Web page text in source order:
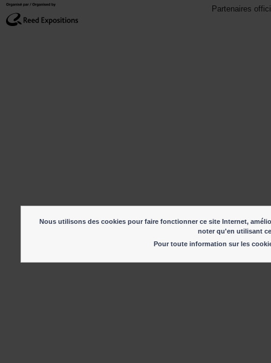
Partenaires
Nous utilisons des cookies pour faire fonctionner ce site Internet,
noter qu'en utilisant
Pour toute information sur les